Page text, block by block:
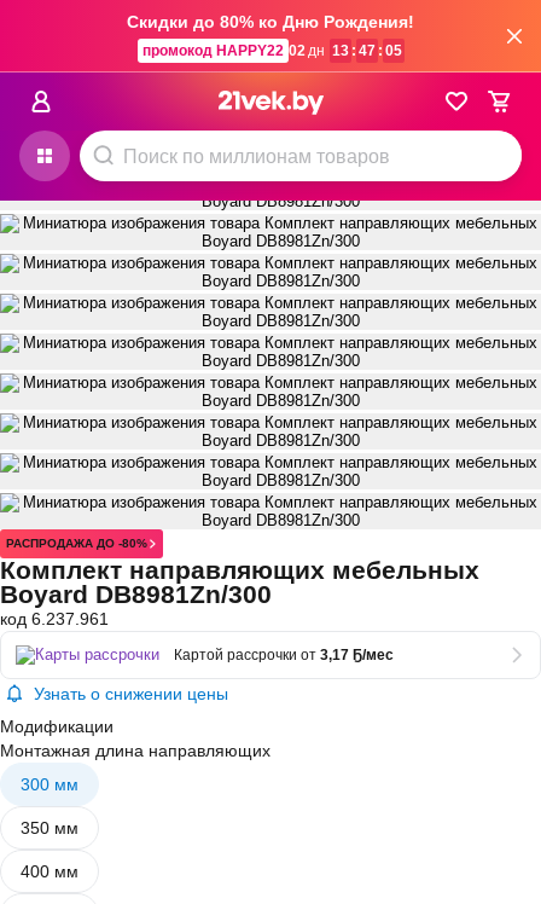
Скидки до 80% ко Дню Рождения!
промокод HAPPY22 02 дн 13 : 47 : 05
Boyard
Мебельная фурнитура
Мебельная фурнитура и аксессуары
Добавить отзыв
Задать вопрос
РАСПРОДАЖА ДО -80%
Комплект направляющих мебельных
Boyard DB8981Zn/300
код 6.237.961
Картой рассрочки от 3,17 Ҕ/мес
Узнать о снижении цены
Модификации
Монтажная длина направляющих
300 мм
350 мм
400 мм